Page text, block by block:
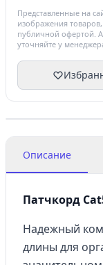
Представленные на
изображения
публичной офертой.
уточняйте у
Описание
Патчкорд
Надежный
длины для